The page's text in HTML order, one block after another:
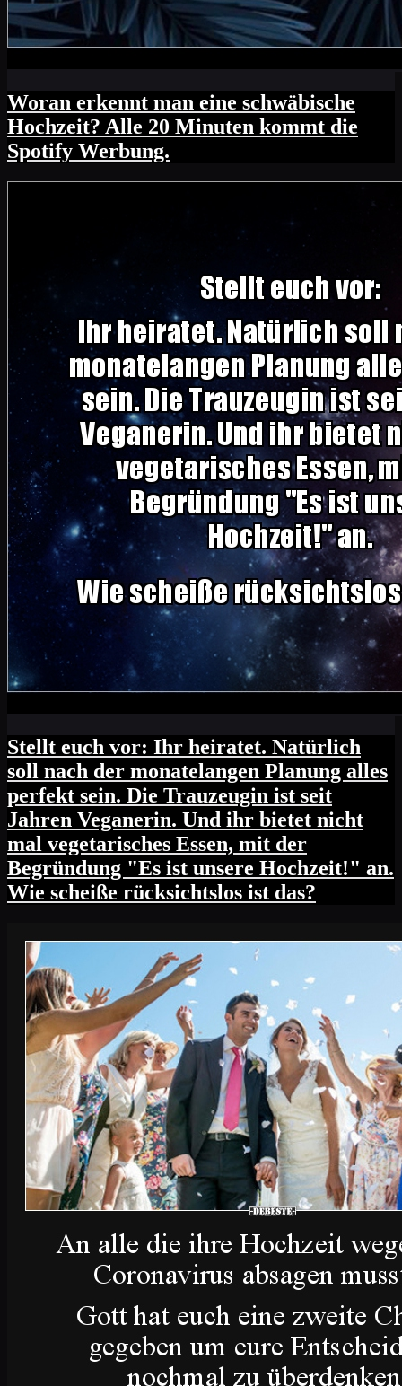
Woran erkennt man eine schwäbische
Hochzeit? Alle 20 Minuten kommt die
Spotify Werbung.
Stellt euch vor: Ihr heiratet. Natürlich
soll nach der monatelangen Planung alles
perfekt sein. Die Trauzeugin ist seit
Jahren Veganerin. Und ihr bietet nicht
mal vegetarisches Essen, mit der
Begründung "Es ist unsere Hochzeit!" an.
Wie scheiße rücksichtslos ist das?